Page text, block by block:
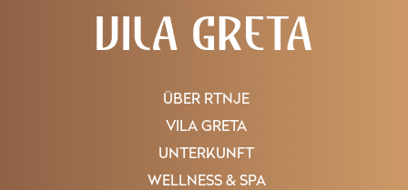
ÜBER RTNJE
VILA GRETA
UNTERKUNFT
WELLNESS & SPA